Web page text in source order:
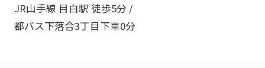
JR山手線 目白駅 徒歩5分 /
都バス下落合3丁目下車0分